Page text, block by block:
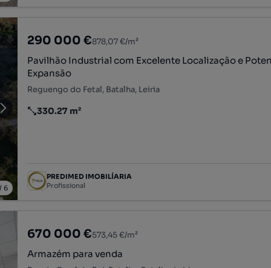
6
290 000 €878,07 €/m²
Pavilhão Industrial com Excelente Localização e
Expansão
Reguengo do Fetal, Batalha, Leiria
Preço por metro quadrado
330.27 m²
PREDIMED IMOBILÍARIA
Profissional
670 000 €573,45 €/m²
Armazém para venda